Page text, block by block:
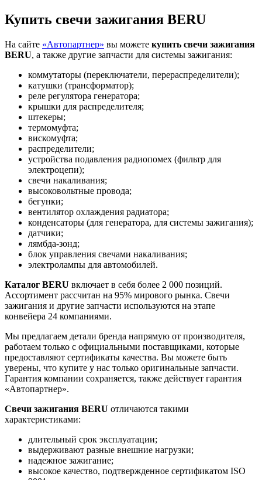
Купить свечи зажигания BERU
На сайте «Автопартнер» вы можете купить свечи зажигания
BERU, а также другие запчасти для системы зажигания:
коммутаторы (переключатели, перераспределители);
катушки (трансформатор);
реле регулятора генератора;
крышки для распределителя;
штекеры;
термомуфта;
вискомуфта;
распределители;
устройства подавления радиопомех (фильтр для
электроцепи);
свечи накаливания;
высоковольтные провода;
бегунки;
вентилятор охлаждения радиатора;
конденсаторы (для генератора, для системы зажигания);
датчики;
лямбда-зонд;
блок управления свечами накаливания;
электролампы для автомобилей.
Каталог BERU включает в себя более 2 000 позиций.
Ассортимент рассчитан на 95% мирового рынка. Свечи
зажигания и другие запчасти используются на этапе
конвейера 24 компаниями.
Мы предлагаем детали бренда напрямую от производителя,
работаем только с официальными поставщиками, которые
предоставляют сертификаты качества. Вы можете быть
уверены, что купите у нас только оригинальные запчасти.
Гарантия компании сохраняется, также действует гарантия
«Автопартнер».
Свечи зажигания BERU отличаются такими
характеристиками:
длительный срок эксплуатации;
выдерживают разные внешние нагрузки;
надежное зажигание;
высокое качество, подтвержденное сертификатом ISO